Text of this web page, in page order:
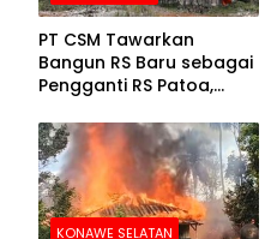
PT CSM Tawarkan
Bangun RS Baru sebagai
Pengganti RS Patoa,
Kolut
KONAWE SELATAN